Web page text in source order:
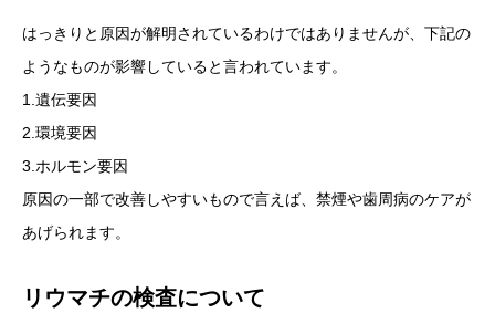
はっきりと原因が解明されているわけではありませんが、下記の
ようなものが影響していると言われています。
1.遺伝要因
2.環境要因
3.ホルモン要因
原因の一部で改善しやすいもので言えば、禁煙や歯周病のケアが
あげられます。
リウマチの検査について